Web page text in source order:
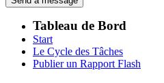
Tableau de Bord
Start
Le Cycle des Tâches
Publier un Rapport Flash